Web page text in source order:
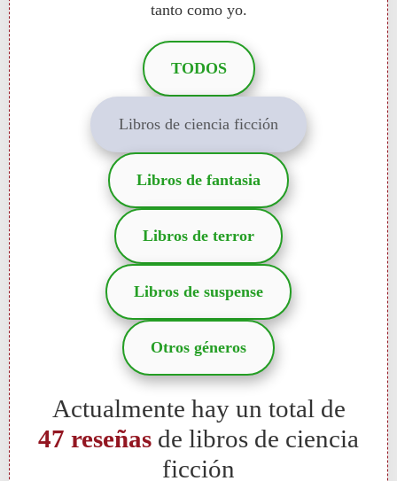
tanto como yo.
TODOS
Libros de ciencia ficción
Libros de fantasia
Libros de terror
Libros de suspense
Otros géneros
Actualmente hay un total de
47 reseñas de libros de ciencia
ficción